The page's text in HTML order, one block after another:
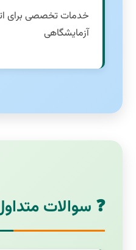
خدمات تخصصی برای
آزمایشگاهی
❓ سوالات